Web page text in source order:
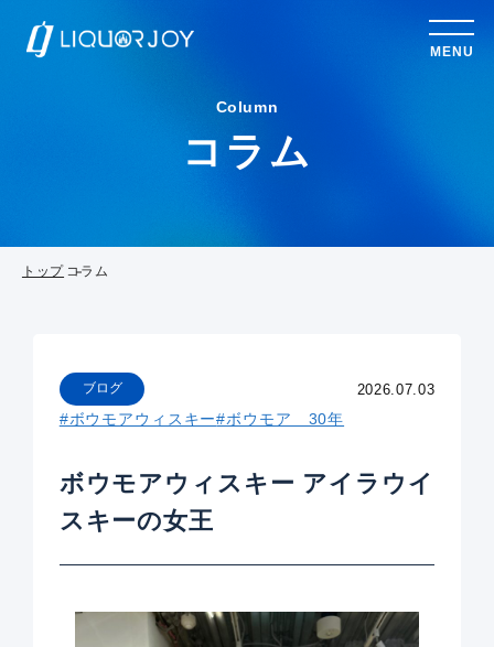
MENU
Column
コラム
トップ コラム
2026.07.03
ブログ
#ボウモアウィスキー#ボウモア 30年
ボウモアウィスキー アイラウイ
スキーの女王